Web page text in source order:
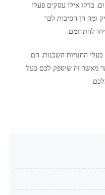
בדקו אילו עסקים פעלו
ומה הן הסיבות לכך
להתרומם.
החנויות השכנות, הם
מאשר זה שיספק לכם בעל